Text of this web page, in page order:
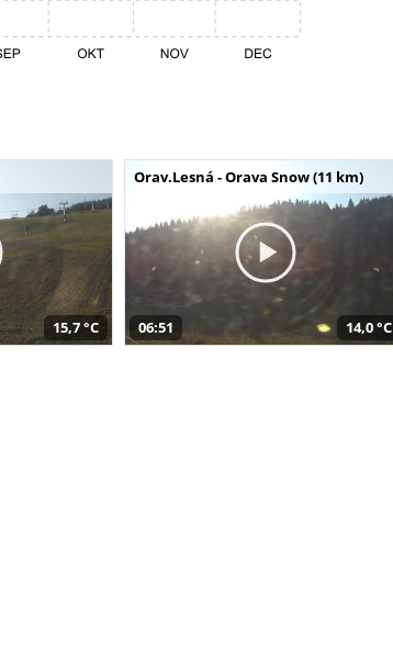
15,7 °C
Orav.Lesná - Orava Snow (11 km)
06:51 14,0 °C